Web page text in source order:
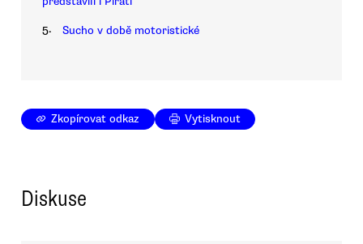
5. Sucho v době motoristické
Zkopírovat odkaz Vytisknout
Diskuse